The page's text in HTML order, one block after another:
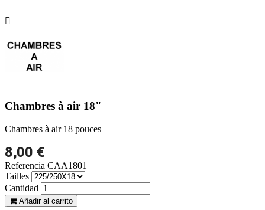

Chambres à air 18"
Chambres à air 18 pouces
8,00 €
Referencia CAA1801
Tailles
Cantidad
Añadir al carrito